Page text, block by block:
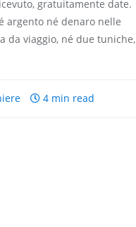
gratuitamente date.
argento né denaro nelle
da viaggio, né due tuniche,
4 min read